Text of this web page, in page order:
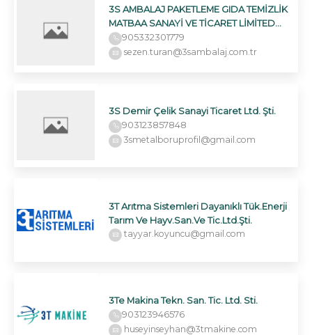
3S AMBALAJ PAKETLEME GIDA TEMİZLİK
MATBAA SANAYİ VE TİCARET LİMİTED
ŞİRKETİ
905332301779
sezen.turan@3sambalaj.com.tr
3S Demir Çelik Sanayi Ticaret Ltd. Şti.
903123857848
3smetalboruprofil@gmail.com
3T Arıtma Sistemleri Dayanıklı Tük.Enerji
Tarım Ve Hayv.San.Ve Tic.Ltd.Şti.
tayyar.koyuncu@gmail.com
3Te Makina Tekn. San. Tic. Ltd. Sti.
903123946576
huseyinseyhan@3tmakine.com